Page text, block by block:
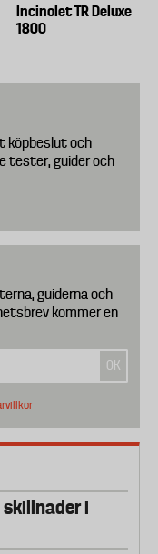
Incinolet TR Deluxe
1800
köpbeslut och
tester, guider och
guiderna och
kommer en
i